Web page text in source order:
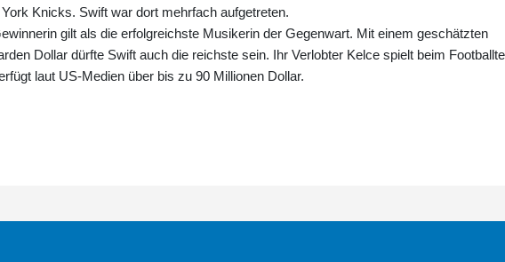
Knicks. Swift war dort mehrfach aufgetreten.
gilt als die erfolgreichste Musikerin der Gegenwart. Mit einem geschätzten
Dollar dürfte Swift auch die reichste sein. Ihr Verlobter Kelce spielt beim
laut US-Medien über bis zu 90 Millionen Dollar.